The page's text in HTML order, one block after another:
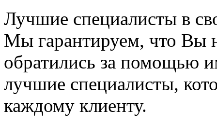
Лучшие специалисты в
Мы гарантируем, что Вы
обратились за помощью
лучшие специалисты,
каждому клиенту.